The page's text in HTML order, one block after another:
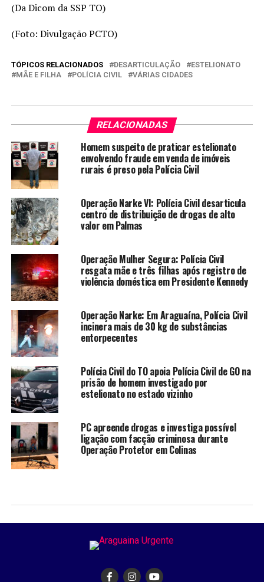
(Da Dicom da SSP TO)
(Foto: Divulgação PCTO)
TÓPICOS RELACIONADOS DESARTICULAÇÃO
ESTELIONATO
MÃE E FILHA
POLÍCIA CIVIL VÁRIAS CIDADES
RELACIONADAS
Homem suspeito de praticar estelionato
envolvendo fraude em venda de imóveis
rurais é preso pela Polícia Civil
Operação Narke VI: Polícia Civil desarticula
centro de distribuição de drogas de alto
valor em Palmas
Operação Mulher Segura: Polícia Civil
resgata mãe e três filhas após registro de
violência doméstica em Presidente Kennedy
Operação Narke: Em Araguaína, Polícia Civil
incinera mais de 30 kg de substâncias
entorpecentes
Polícia Civil do TO apoia Polícia Civil de GO na
prisão de homem investigado por
estelionato no estado vizinho
PC apreende drogas e investiga possível
ligação com facção criminosa durante
Operação Protetor em Colinas